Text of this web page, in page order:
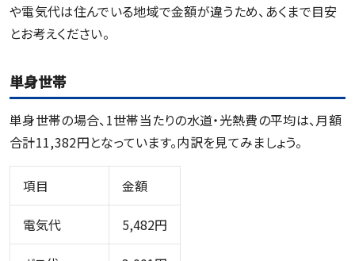
や電気代は住んでいる地域で金額が違うため、あくまで目安
とお考えください。
単身世帯
単身世帯の場合、1世帯当たりの水道・光熱費の平均は、月額
合計11,382円となっています。内訳を見てみましょう。
項目 金額
電気代 5,482円